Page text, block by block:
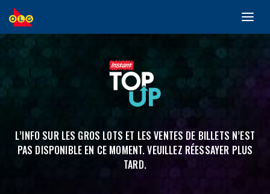
ALLER
AU
L’INFO SUR LES GROS LOTS ET LES VENTES DE BILLETS N’EST
PAS DISPONIBLE EN CE MOMENT. VEUILLEZ RÉESSAYER PLUS
TARD.